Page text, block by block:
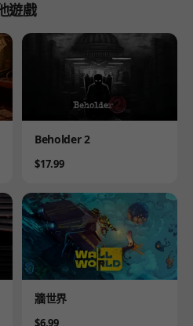
遊戲
Product
Beholder 2
Price
$17.99
Product
牆世界
Price
$6.99